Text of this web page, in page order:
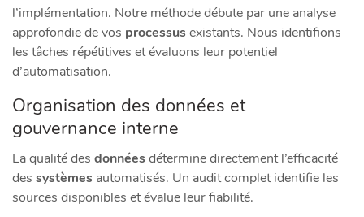
l’implémentation. Notre méthode débute par une analyse
approfondie de vos processusexistants. Nous identifions
les tâches répétitives et évaluons leur potentiel
d’automatisation.
Organisation des données et
gouvernance interne
La qualité des donnéesdétermine directement l’efficacité
des systèmes automatisés. Un audit complet identifie les
sources disponibles et évalue leur fiabilité.